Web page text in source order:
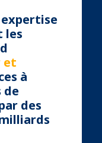
expertise
les
et
à
de
des